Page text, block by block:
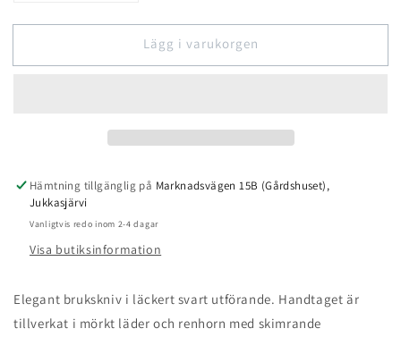
för
9,5
för
Kniv
9,5
Lägg i varukorgen
Hämtning tillgänglig på Marknadsvägen 15B (Gårdshuset),
Jukkasjärvi
Vanligtvis redo inom 2-4 dagar
Visa butiksinformation
Elegant brukskniv i läckert svart utförande. Handtaget är
tillverkat i mörkt läder och renhorn med skimrande